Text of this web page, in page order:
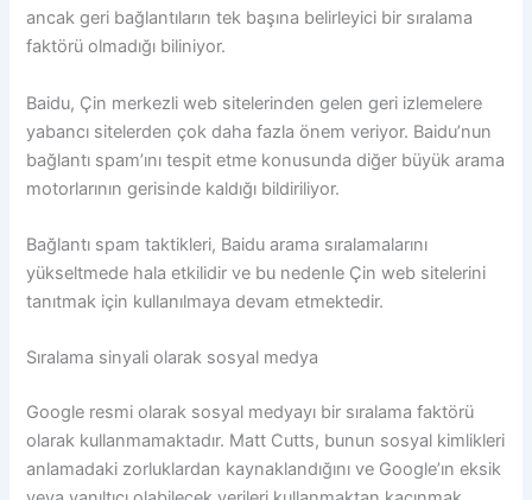
ancak geri bağlantıların tek başına belirleyici bir sıralama
faktörü olmadığı biliniyor.
Baidu, Çin merkezli web sitelerinden gelen geri izlemelere
yabancı sitelerden çok daha fazla önem veriyor. Baidu’nun
bağlantı spam’ını tespit etme konusunda diğer büyük arama
motorlarının gerisinde kaldığı bildiriliyor.
Bağlantı spam taktikleri, Baidu arama sıralamalarını
yükseltmede hala etkilidir ve bu nedenle Çin web sitelerini
tanıtmak için kullanılmaya devam etmektedir.
Sıralama sinyali olarak sosyal medya
Google resmi olarak sosyal medyayı bir sıralama faktörü
olarak kullanmamaktadır. Matt Cutts, bunun sosyal kimlikleri
anlamadaki zorluklardan kaynaklandığını ve Google’ın eksik